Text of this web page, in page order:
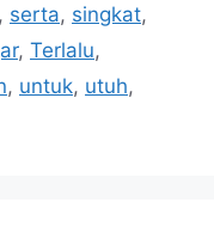
, serta, singkat,
, Terlalu,
, untuk, utuh,